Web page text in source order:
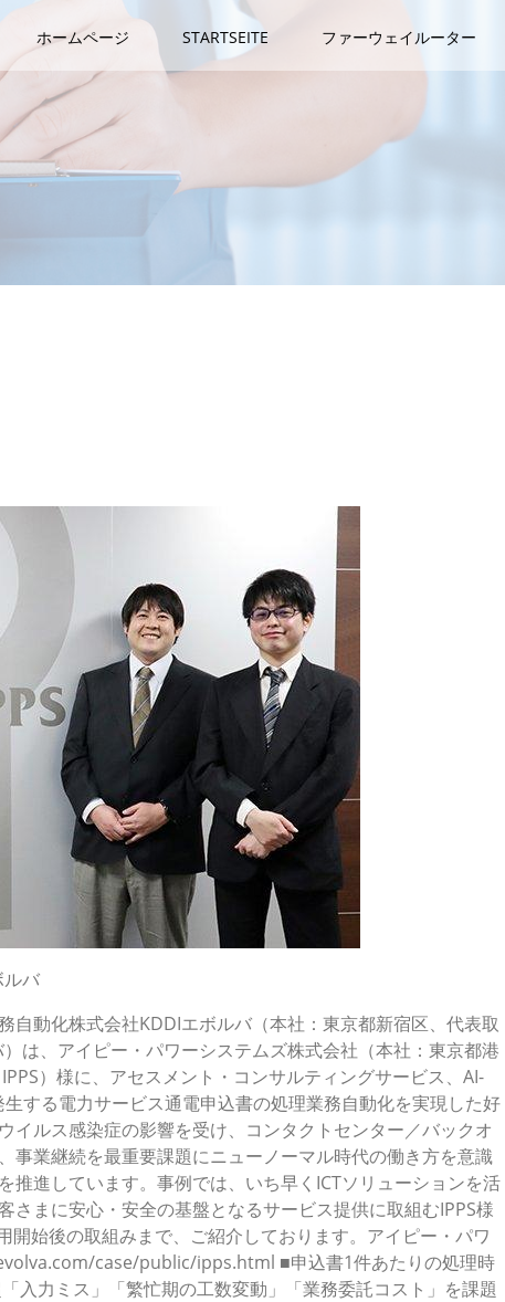
ホームページ STARTSEITE ファーウェイルーター
ルバ
自動化株式会社KDDIエボルバ（本社：東京都新宿区、代表取
は、アイピー・パワーシステムズ株式会社（本社：東京都港
）様に、アセスメント・コンサルティングサービス、AI-
する電力サービス通電申込書の処理業務自動化を実現した好
イルス感染症の影響を受け、コンタクトセンター／バックオ
事業継続を最重要課題にニューノーマル時代の働き方を意識
推進しています。事例では、いち早くICTソリューションを活
さまに安心・安全の基盤となるサービス提供に取組むIPPS様
開始後の取組みまで、ご紹介しております。アイピー・パワ
case/public/ipps.html ■申込書1件あたりの処理時
入力ミス」「繁忙期の工数変動」「業務委託コスト」を課題